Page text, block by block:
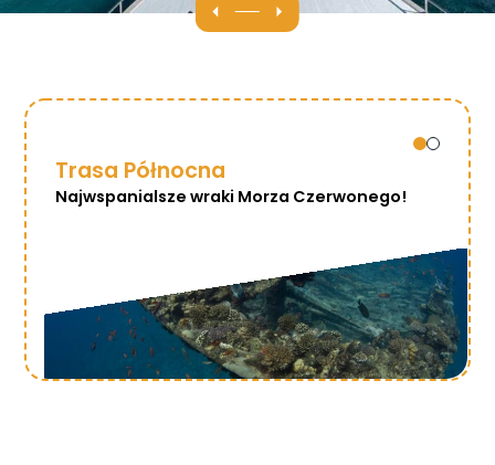
Trasa Północna
Najwspanialsze wraki Morza Czerwonego!